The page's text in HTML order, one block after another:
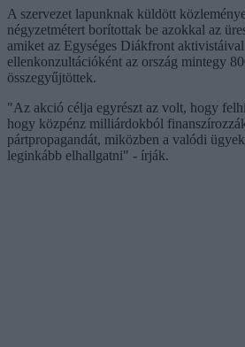
A szervezet lapunknak küldött
négyzetmétert borítottak be azokkal az
amiket az Egységes Diákfront
ellenkonzultációként az ország mintegy
összegyűjtöttek.
"Az akció célja egyrészt az volt, hogy
hogy közpénz milliárdokból
pártpropagandát, miközben a valódi
leginkább elhallgatni" - írják.